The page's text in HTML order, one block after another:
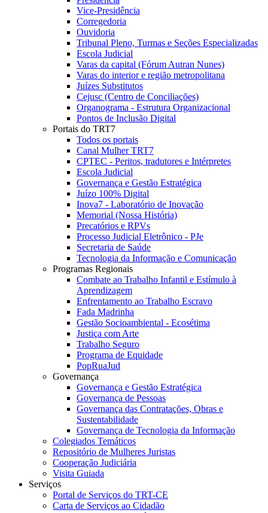
Vice-Presidência
Corregedoria
Ouvidoria
Tribunal Pleno, Turmas e Seções Especializadas
Escola Judicial
Varas da capital (Fórum Autran Nunes)
Varas do interior e região metropolitana
Juízes Substitutos
Cejusc (Centro de Conciliações)
Organograma - Estrutura Organizacional
Pontos de Inclusão Digital
Portais do TRT7
Todos os portais
Canal Mulher TRT7
CPTEC - Peritos, tradutores e Intérpretes
Escola Judicial
Governança e Gestão Estratégica
Juízo 100% Digital
Inova7 - Laboratório de Inovação
Memorial (Nossa História)
Precatórios e RPVs
Processo Judicial Eletrônico - PJe
Secretaria de Saúde
Tecnologia da Informação e Comunicação
Programas Regionais
Combate ao Trabalho Infantil e Estímulo à
Aprendizagem
Enfrentamento ao Trabalho Escravo
Fada Madrinha
Gestão Socioambiental - Ecosétima
Justiça com Arte
Trabalho Seguro
Programa de Equidade
PopRuaJud
Governança
Governança e Gestão Estratégica
Governança de Pessoas
Governança das Contratações, Obras e
Sustentabilidade
Governança de Tecnologia da Informação
Colegiados Temáticos
Repositório de Mulheres Juristas
Cooperação Judiciária
Visita Guiada
Serviços
Portal de Serviços do TRT-CE
Carta de Serviços ao Cidadão